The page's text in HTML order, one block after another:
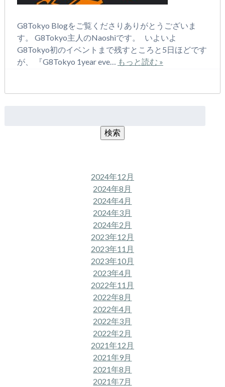
G8Tokyo Blogをご覧くださりありがとうございま
す。 G8Tokyo主人のNaoshiです。 いよいよ
G8Tokyo初のイベントまで残すところと5日ほどです
が、 『G8Tokyo 1year eve…
もっと読む »
検索
2024年12月
2024年8月
2024年4月
2024年3月
2024年2月
2023年12月
2023年11月
2023年10月
2023年4月
2022年11月
2022年8月
2022年4月
2022年3月
2022年2月
2021年12月
2021年9月
2021年8月
2021年7月